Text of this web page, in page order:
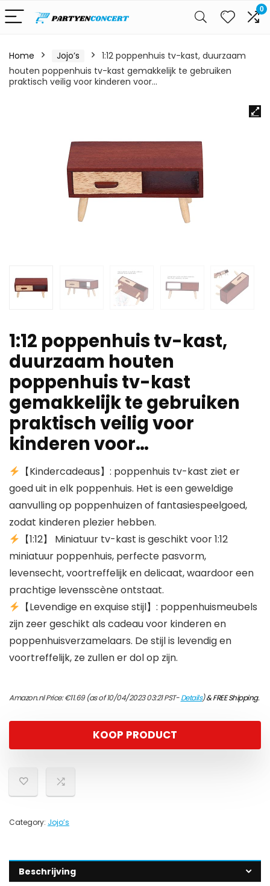
0
Home Jojo’s
1:12 poppenhuis tv-kast, duurzaam
houten poppenhuis tv-kast gemakkelijk te gebruiken
praktisch veilig voor kinderen voor…
1:12 poppenhuis tv-kast,
duurzaam houten
poppenhuis tv-kast
gemakkelijk te gebruiken
praktisch veilig voor
kinderen voor…
【Kindercadeaus】: poppenhuis tv-kast ziet er
goed uit in elk poppenhuis. Het is een geweldige
aanvulling op poppenhuizen of fantasiespeelgoed,
zodat kinderen plezier hebben.
【1:12】 Miniatuur tv-kast is geschikt voor 1:12
miniatuur poppenhuis, perfecte pasvorm,
levensecht, voortreffelijk en delicaat, waardoor een
prachtige levensscène ontstaat.
【Levendige en exquise stijl】: poppenhuismeubels
zijn zeer geschikt als cadeau voor kinderen en
poppenhuisverzamelaars. De stijl is levendig en
voortreffelijk, ze zullen er dol op zijn.
Amazon.nl Price:€11.69(as of 10/04/2023 03:21 PST-Details)&FREE Shipping.
KOOP PRODUCT
Category: Jojo’s
Beschrijving